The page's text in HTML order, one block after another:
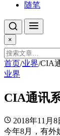
随笔
×
首页/业界/CIA
业界
CIA通讯
2018年11月8
今年8月，有外